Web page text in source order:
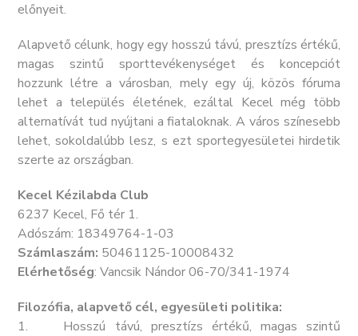
előnyeit.
Alapvető célunk, hogy egy hosszú távú, presztízs értékű,
magas szintű sporttevékenységet és koncepciót
hozzunk létre a városban, mely egy új, közös fóruma
lehet a település életének, ezáltal Kecel még több
alternatívát tud nyújtani a fiataloknak. A város színesebb
lehet, sokoldalúbb lesz, s ezt sportegyesületei hirdetik
szerte az országban.
Kecel Kézilabda Club
6237 Kecel, Fő tér 1.
Adószám: 18349764-1-03
Számlaszám: 50461125-10008432
Elérhetőség: Vancsik Nándor 06-70/341-1974
Filozófia, alapvető cél, egyesületi politika:
1. Hosszú távú, presztízs értékű, magas szintű